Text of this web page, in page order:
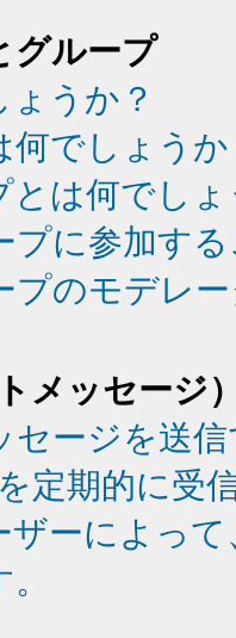
グループ
うか？
何でしょうか
とは何でし
プに参加す
プのモデレ
メッセージ
セージを送
定期的に受
ザーによっ